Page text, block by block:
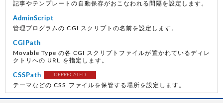
記事やテンプレートの自動保存がおこなわれる間隔を設定します。
AdminScript
管理プログラムの CGI スクリプトの名前を設定します。
CGIPath
Movable Type の各 CGI スクリプトファイルが置かれているディレ
クトリへの URL を指定します。
CSSPath DEPRECATED
テーマなどの CSS ファイルを保管する場所を設定します。